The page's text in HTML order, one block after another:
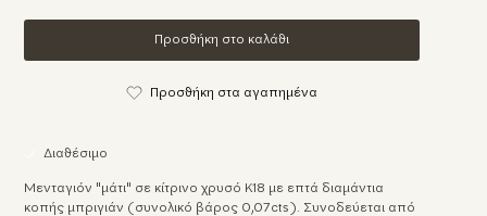
Προσθήκη στο καλάθι
Προσθήκη στα αγαπημένα
Διαθέσιμο
Μενταγιόν "μάτι" σε κίτρινο χρυσό Κ18 με επτά διαμάντια
κοπής μπριγιάν (συνολικό βάρος 0,07cts). Συνοδεύεται από